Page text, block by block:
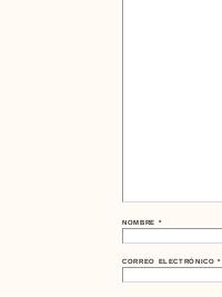
NOMBRE *
CORREO ELECTRÓNICO*